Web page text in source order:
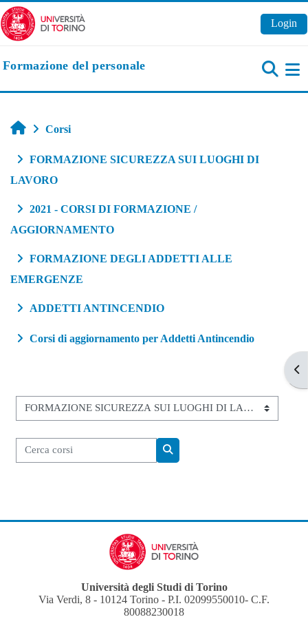
Vai al contenuto principale
Login
Formazione del personale
Home
Corsi
FORMAZIONE SICUREZZA SUI LUOGHI DI
LAVORO
2021 - CORSI DI FORMAZIONE /
AGGIORNAMENTO
FORMAZIONE DEGLI ADDETTI ALLE
EMERGENZE
ADDETTI ANTINCENDIO
Corsi di aggiornamento per Addetti Antincendio
Categorie di corso
Cerca corsi
Università degli Studi di Torino
Via Verdi, 8 - 10124 Torino - P.I. 02099550010- C.F.
80088230018